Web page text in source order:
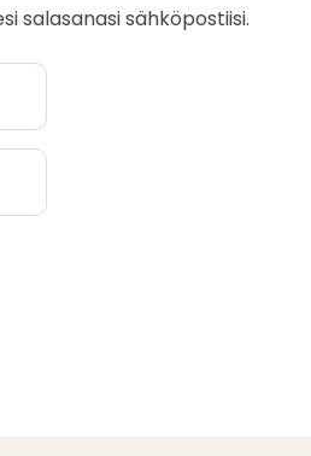
salasanasi sähköpostiisi.